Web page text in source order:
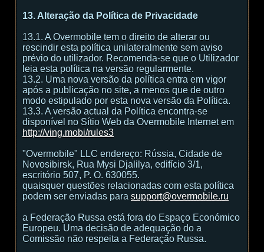
13. Alteração da Política de Privacidade
13.1. A Overmobile tem o direito de alterar ou
rescindir esta política unilateralmente sem aviso
prévio do utilizador. Recomenda-se que o Utilizador
leia esta política na versão regularmente.
13.2. Uma nova versão da política entra em vigor
após a publicação no site, a menos que de outro
modo estipulado por esta nova versão da Política.
13.3. A versão actual da Política encontra-se
disponível no Sítio Web da Overmobile Internet em
http://ving.mobi/rules3
"Overmobile" LLC endereço: Rússia, Cidade de
Novosibirsk, Rua Mysi Djalilya, edifício 3/1,
escritório 507, P. O. 630055.
quaisquer questões relacionadas com esta política
podem ser enviadas para support@overmobile.ru
a Federação Russa está fora do Espaço Económico
Europeu. Uma decisão de adequação do a
Comissão não respeita a Federação Russa.